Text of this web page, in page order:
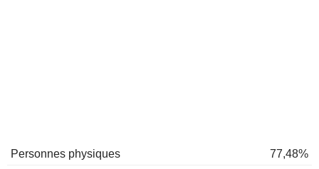
Personnes physiques
77,48%